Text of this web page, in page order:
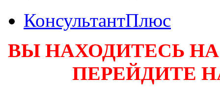
КонсультантПлюс
ВЫ НАХОДИТЕСЬ
ПЕРЕЙДИТЕ